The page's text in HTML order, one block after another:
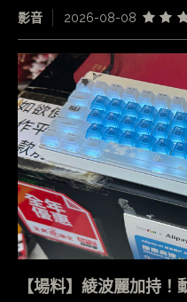
影音 2026-08-08
【場料】綾波麗加持